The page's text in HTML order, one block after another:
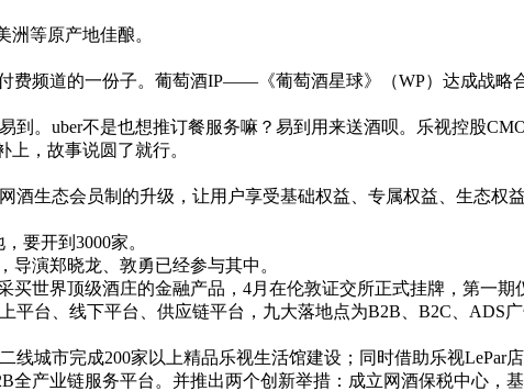
等原产地佳酿。
频道的一份子。葡萄酒IP——《葡萄酒星球》（WP）达成战略合
uber不是也想推订餐服务嘛？易到用来送酒呗。乐视控股
上，故事说圆了就行。
生态会员制的升级，让用户享受基础权益、专属权益、生态权
要开到3000家。
演郑晓龙、敦勇已经参与其中。
世界顶级酒庄的金融产品，4月在伦敦证交所正式挂牌，第一期
、线下平台、供应链平台，九大落地点为B2B、B2C、ADS广
城市完成200家以上精品乐视生活馆建设；同时借助乐视LePar
产业链服务平台。并推出两个创新举措：成立网酒保税中心，